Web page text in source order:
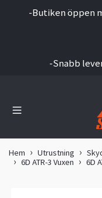
-Butiken öppen
-Snabb
Hem Utrustning
6D ATR-3 Vuxen
6D